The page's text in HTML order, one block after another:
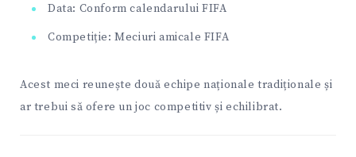
Data: Conform calendarului FIFA
Competiție: Meciuri amicale FIFA
Acest meci reunește două echipe naționale tradiționale și
ar trebui să ofere un joc competitiv și echilibrat.